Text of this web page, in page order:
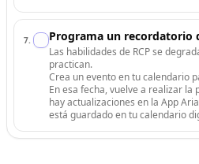
7. Programa un recordatorio
Las habilidades de RCP se
practican.
Crea un evento en tu calendario
En esa fecha, vuelve a realizar la
hay actualizaciones en la App
está guardado en tu calendario